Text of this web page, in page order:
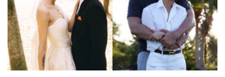
залишив у
Луцьку
три...
27 Липня 2026
767 переглядів
Всі розділи
Персона